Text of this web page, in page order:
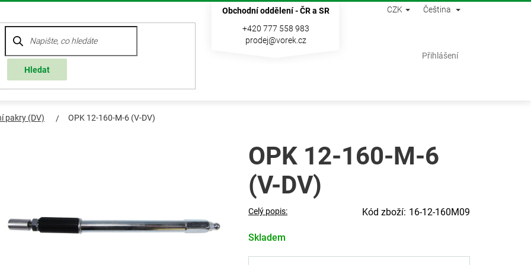
Obchodní oddělení - ČR a SR
+420 777 558 983
prodej@vorek.cz
CZK Čeština
Hledat
Přihlášení
pakry (DV) OPK 12-160-M-6 (V-DV)
OPK 12-160-M-6
(V-DV)
Skladem
Celý popis: 16-12-160M09